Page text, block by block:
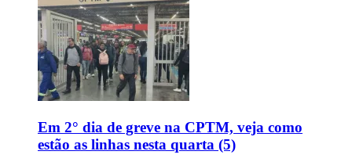
Em 2° dia de greve na CPTM, veja como
estão as linhas nesta quarta (5)